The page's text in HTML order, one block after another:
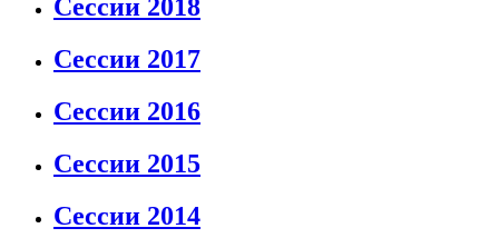
Сессии 2018
Сессии 2017
Сессии 2016
Сессии 2015
Сессии 2014